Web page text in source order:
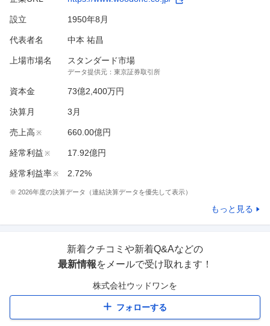
設立 1950年8月
代表者名 中本 祐昌
上場市場名 スタンダード市場
データ提供元： 東京証券取引所
資本金 73億2,400万円
決算月 3月
売上高 ※ 660.00億円
経常利益 ※ 17.92億円
経常利益率※ 2.72%
※ 2026年度の決算データ（連結決算データを優先して表示）
もっと見る
新着クチコミや新着Q&Aなどの
最新情報をメールで受け取れます！
株式会社ウッドワンを
フォローする